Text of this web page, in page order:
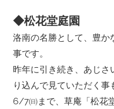
◆松花堂庭園
洛南の名勝として、豊か
事です。
昨年に引き続き、あじさ
り込んで見ていただく事
6/7㈰まで、草庵「松花